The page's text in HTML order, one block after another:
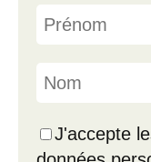
J'accepte